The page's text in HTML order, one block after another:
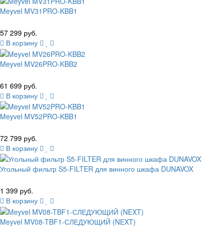
Meyvel MV31PRO-KBB1
57 299 руб.
В корзину
Meyvel MV26PRO-KBB2
61 699 руб.
В корзину
Meyvel MV52PRO-KBB1
72 799 руб.
В корзину
Угольный фильтр S5-FILTER для винного шкафа DUNAVOX
1 399 руб.
В корзину
Meyvel MV08-TBF1-СЛЕДУЮЩИЙ (NEXT)